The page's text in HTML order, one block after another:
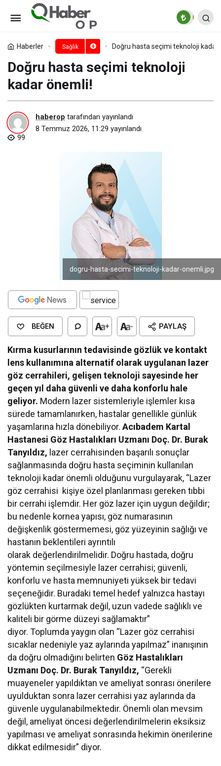
Haberler Sağlık Doğru hasta seçimi teknoloji kadar
Doğru hasta seçimi teknoloji
kadar önemli!
haberop tarafından yayınlandı
8 Temmuz 2026, 11:29 yayınlandı
99
dogru-hasta-secimi-teknoloji-kadar-onemli.jpg
BEĞEN + - PAYLAŞ
Kırma kusurlarının tedavisinde gözlük ve kontakt
lens kullanımına alternatif olarak uygulanan lazer
göz cerrahileri, gelişen teknoloji sayesinde her
geçen yıl daha güvenli ve daha konforlu hale
geliyor. Modern lazer sistemleriyle işlemler kısa
sürede tamamlanırken, hastalar genellikle günlük
yaşamlarına hızla dönebiliyor.Acıbadem Kartal
Hastanesi Göz Hastalıkları Uzmanı Doç. Dr. Burak
Tanyıldız, lazer cerrahisinden başarılı sonuçlar
sağlanmasında doğru hasta seçiminin kullanılan
teknoloji kadar önemli olduğunu vurgulayarak, “Lazer
göz cerrahisi kişiye özel planlanması gereken tıbbi
bir cerrahi işlemdir. Her göz lazer için uygun değildir;
bu nedenle kornea yapısı, göz numarasının
değişkenlik göstermemesi, göz yüzeyinin sağlığı ve
hastanın beklentileri ayrıntılı
olarak değerlendirilmelidir. Doğru hastada, doğru
yöntemin seçilmesiyle lazer cerrahisi; güvenli,
konforlu ve hasta memnuniyeti yüksek bir tedavi
seçeneğidir. Buradaki temel hedef yalnızca hastayı
gözlükten kurtarmak değil, uzun vadede sağlıklı ve
kaliteli bir görme düzeyi sağlamaktır”
diyor. Toplumda yaygın olan “Lazer göz cerrahisi
sıcaklar nedeniyle yaz aylarında yapılmaz” inanışının
da doğru olmadığını belirten Göz Hastalıkları
Uzmanı Doç. Dr. Burak Tanyıldız, “Gerekli
muayeneler yapıldıktan ve ameliyat sonrası önerilere
uyulduktan sonra lazer cerrahisi yaz aylarında da
güvenle uygulanabilmektedir. Önemli olan mevsim
değil, ameliyat öncesi değerlendirilmelerin eksiksiz
yapılması ve ameliyat sonrasında hekimin önerilerine
dikkat edilmesidir” diyor.
Diş beyazlatmada doğru zaman,
doğru yöntem önemli!
Yorum Yap